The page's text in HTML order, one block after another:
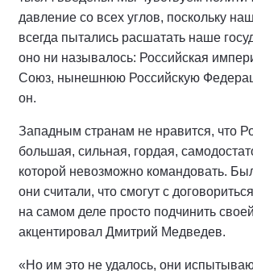
давление со всех углов, поскольку
всегда пытались расшатать наше
оно ни называлось: Российская
Союз, нынешнюю Российскую
он.
Западным странам не нравится, что
большая, сильная, гордая,
которой невозможно командовать.
они считали, что смогут с
на самом деле просто подчинить
акцентировал Дмитрий Медведев.
«Но им это не удалось, они